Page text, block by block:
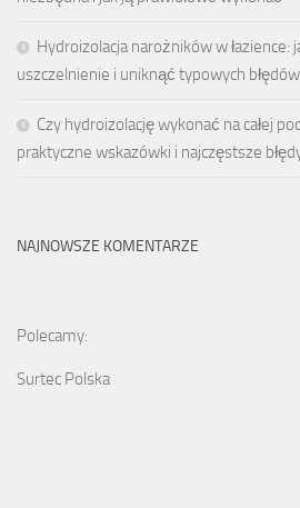
Hydroizolacja narożników w łazience:
uszczelnienie i uniknąć typowych błędów
Czy hydroizolację wykonać na całej
praktyczne wskazówki i najczęstsze
NAJNOWSZE KOMENTARZE
Polecamy:
Surtec Polska